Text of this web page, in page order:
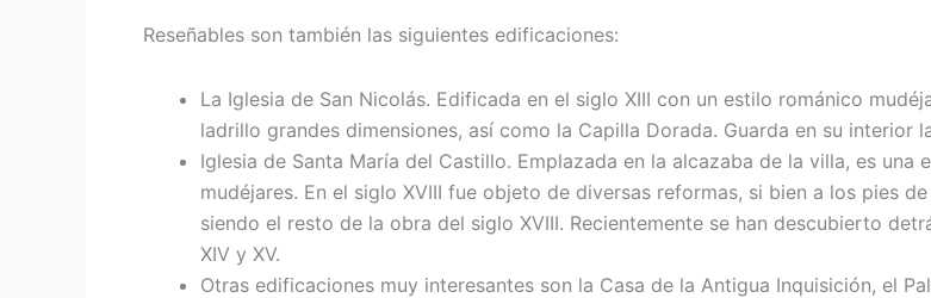
Reseñables son también las siguientes edificaciones:
La Iglesia de San Nicolás. Edificada en el siglo XIII con un estilo románico
ladrillo grandes dimensiones, así como la Capilla Dorada. Guarda en su interior
Iglesia de Santa María del Castillo. Emplazada en la alcazaba de la villa, es
mudéjares. En el siglo XVIII fue objeto de diversas reformas, si bien a los pies
siendo el resto de la obra del siglo XVIII. Recientemente se han descubierto
XIV y XV.
Otras edificaciones muy interesantes son la Casa de la Antigua Inquisición, el